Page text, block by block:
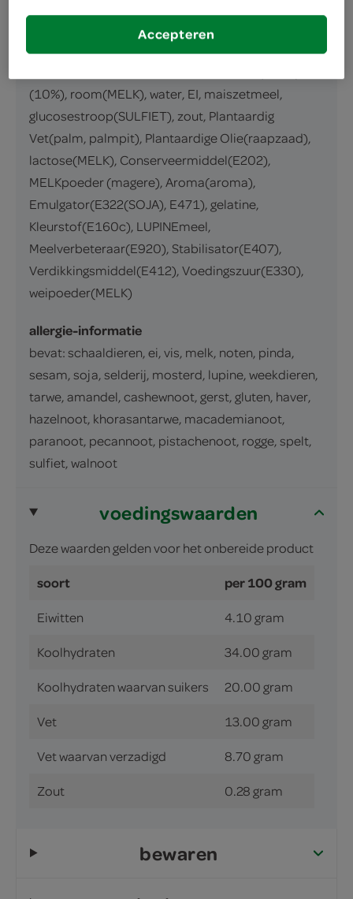
ingrediënten
(10%), room(MELK), water, EI, maiszetmeel,
glucosestroop(SULFIET), zout, Plantaardig
Vet(palm, palmpit), Plantaardige Olie(raapzaad),
lactose(MELK), Conserveermiddel(E202),
MELKpoeder (magere), Aroma(aroma),
Emulgator(E322(SOJA), E471), gelatine,
Kleurstof(E160c), LUPINEmeel,
Meelverbeteraar(E920), Stabilisator(E407),
Verdikkingsmiddel(E412), Voedingszuur(E330),
weipoeder(MELK)
allergie-informatie
bevat: schaaldieren, ei, vis, melk, noten, pinda,
sesam, soja, selderij, mosterd, lupine, weekdieren,
tarwe, amandel, cashewnoot, gerst, gluten, haver,
hazelnoot, khorasantarwe, macademianoot,
paranoot, pecannoot, pistachenoot, rogge, spelt,
sulfiet, walnoot
voedingswaarden
Deze waarden gelden voor het onbereide product
soort per 100 gram
Eiwitten 4.10 gram
Koolhydraten 34.00 gram
Koolhydraten waarvan suikers 20.00 gram
Vet 13.00 gram
Vet waarvan verzadigd 8.70 gram
Zout 0.28 gram
bewaren
Accepteren